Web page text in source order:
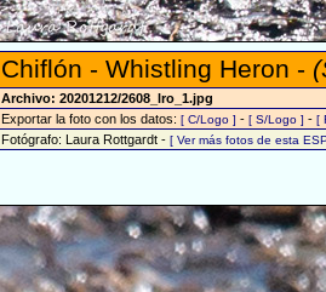
Chiflón - Whistling Heron -
Archivo: 20201212/2608_lro_1.jpg
Exportar la foto con los datos: [ C/Logo ] - [ S/Logo ] - [
Fotógrafo: Laura Rottgardt - [ Ver más fotos de esta